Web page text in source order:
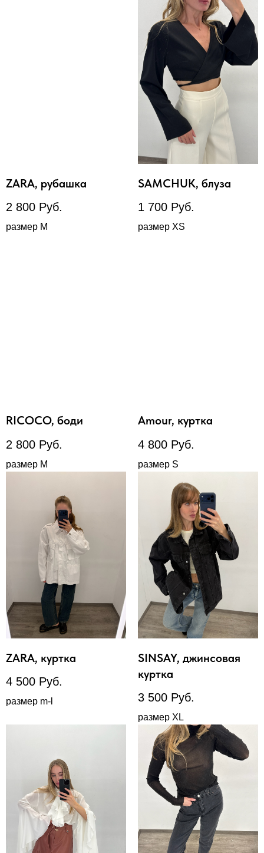
ZARA, рубашка
2 800 Руб.
размер М
SAMCHUK, блуза
1 700 Руб.
размер XS
RICOCO, боди
2 800 Руб.
размер М
Amour, куртка
4 800 Руб.
размер S
ZARA, куртка
4 500 Руб.
размер m-l
SINSAY, джинсовая
куртка
3 500 Руб.
размер XL